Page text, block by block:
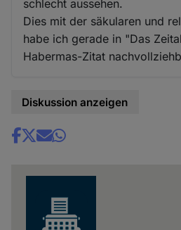
schlecht aussehen.
Dies mit der säkularen und
habe ich gerade in "Das
Habermas-Zitat
Diskussion anzeigen
Share